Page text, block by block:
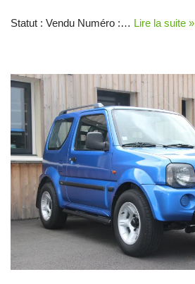
Statut : Vendu Numéro :… Lire la suite »